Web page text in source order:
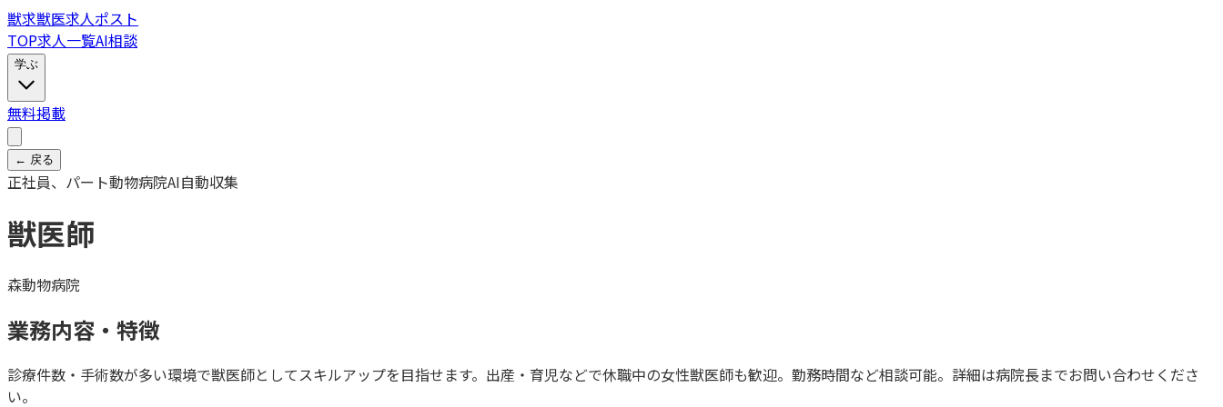
獣求獣医求人ポスト
TOP求人一覧AI相談
学ぶ
無料掲載
← 戻る
正社員、パート動物病院AI自動収集
獣医師
森動物病院
業務内容・特徴
診療件数・手術数が多い環境で獣医師としてスキルアップを目指せます。出産・育児などで休職中の女性獣医師も歓迎。勤務時間など相談可能。詳細は病院長までお問い合わせくださ
い。